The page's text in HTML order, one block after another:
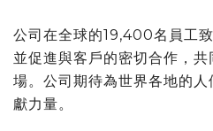
公司在全球的19,400名員工
並促進與客戶的密切合作，
場。公司期待為世界各地的
獻力量。